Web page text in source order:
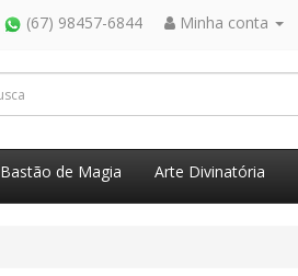
(67) 98457-6844 Minha conta
Bastão de Magia Arte Divinatória